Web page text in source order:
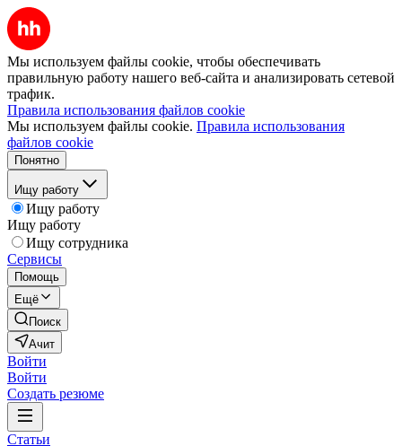
Мы используем файлы cookie, чтобы обеспечивать
правильную работу нашего веб-сайта и анализировать сетевой
трафик.
Правила использования файлов cookie
Мы используем файлы cookie. Правила использования
файлов cookie
Понятно
Ищу работу
Ищу работу
Ищу работу
Ищу сотрудника
Сервисы
Помощь
Ещё
Поиск
Ачит
Войти
Войти
Создать резюме
Статьи